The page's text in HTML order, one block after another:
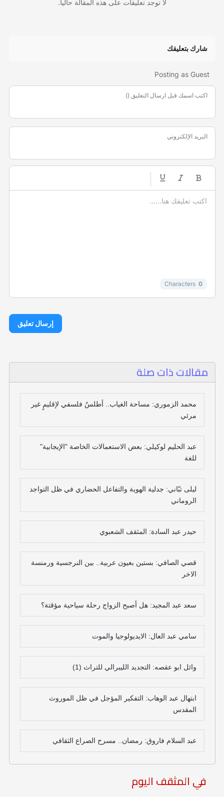
لا توجد تعليقات على هذه المقالة حالياً.
شارك بتعليقك
Posting as Guest
اكتب اسمك قبل ارسال التعليق ()
البريد الإلكتروني
-
-
0
Characters
إرسال تعليق
مقالات ذات صلة
محمد الزموري: مساحة الغياب.. أطلسٌ فلسفي لإقليمٍ غير
مرئي
عبد الحليم لوكيلي: بعض الاستعمالات الخاصة "الإيجابية"
للغة
ليلى تبّاني: جدلية الهوية والتفاعل الحضاري في ظل التواجد
الروماني
حيدر عبد السادة: المثقف الشعبوي
قصي الصافي: بستين بعيون عربية.. بين النرجسية ورمنسة
الاخر
سعد عبد المجيد: هل أصبح الزواج رحلة سياحية مؤقتة؟
سامي عبد العال: الايديولوجيا والموت
وائل ابو عقصه: التجديد الليبرالي للتراث (1)
ابتهال عبد الوهاب: التفكير المؤجل في ظل الموروث
المقدس
عبد السلام فاروق: رمضان.. مسرح الصراع الثقافي
في المثقف اليوم